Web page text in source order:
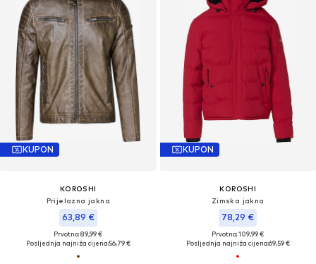
KUPON
KOROSHI
Prijelazna jakna
63,89 €
Prvotno: 89,99 €
Posljednja najniža cijena:56,79 €
KUPON
KOROSHI
Zimska jakna
78,29 €
Prvotno: 109,99 €
Posljednja najniža cijena:69,59 €